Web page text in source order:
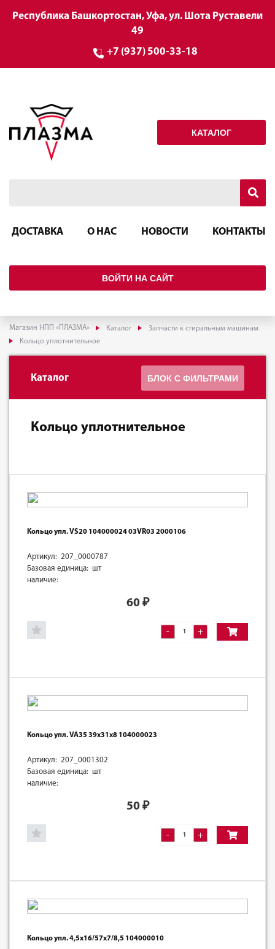
Республика Башкортостан, Уфа, ул. Шота Руставели
49
+7 (937) 500-33-18
КАТАЛОГ
ДОСТАВКА О НАС НОВОСТИ КОНТАКТЫ
ВОЙТИ НА САЙТ
Магазин НПП «ПЛАЗМА» Каталог
Запчасти к стиральным машинам
Кольцо уплотнительное
Каталог БЛОК С ФИЛЬТРАМИ
Кольцо уплотнительное
Кольцо упл. VS20 104000024 03VR03 2000106
Артикул: 207_0000787
Базовая единица: шт
наличие:
60₽
- +
Кольцо упл. VA35 39х31х8 104000023
Артикул: 207_0001302
Базовая единица: шт
наличие:
50₽
- +
Кольцо упл. 4,5х16/57х7/8,5 104000010